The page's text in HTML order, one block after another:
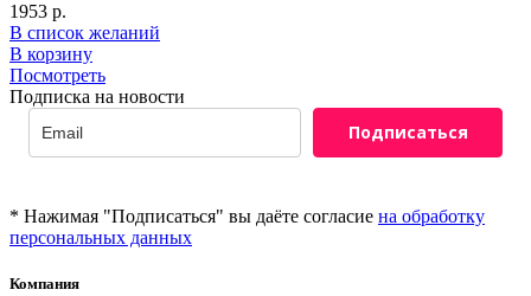
1953 р.
В список желаний
В корзину
Посмотреть
Подписка на новости
Подписаться
* Нажимая "Подписаться" вы даёте согласие на обработку
персональных данных
Компания